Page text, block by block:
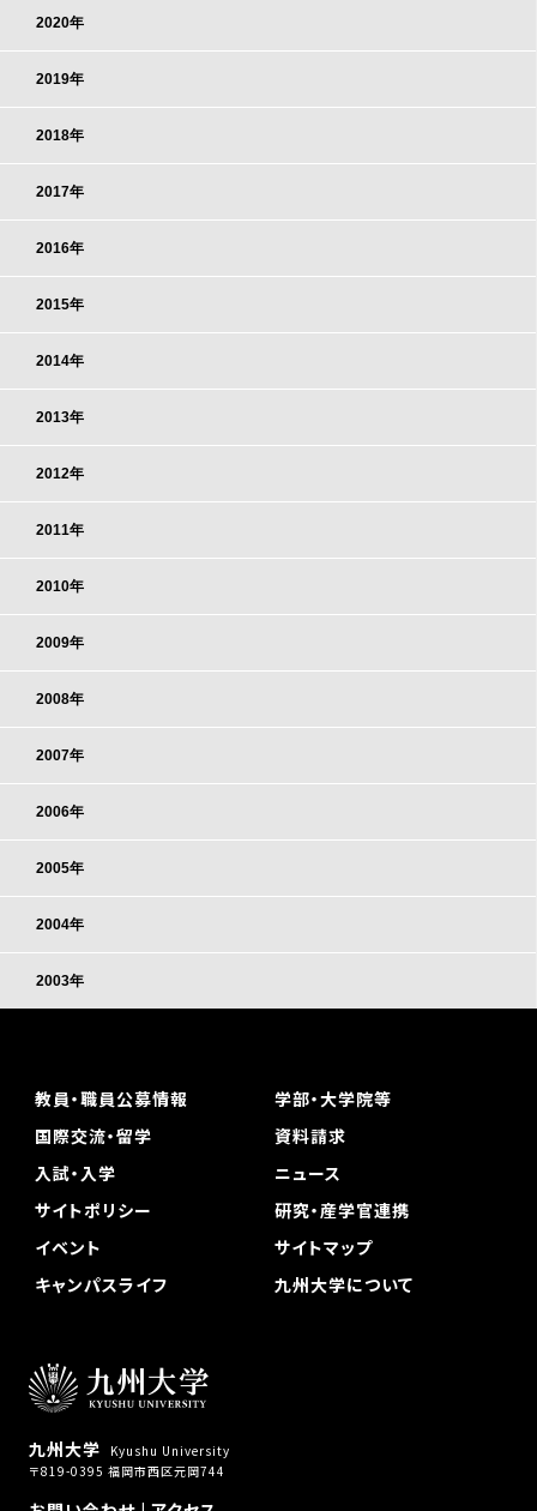
2020年
2019年
2018年
2017年
2016年
2015年
2014年
2013年
2012年
2011年
2010年
2009年
2008年
2007年
2006年
2005年
2004年
2003年
九州大学
Kyushu University
〒819-0395 福岡市西区元岡744
教員・職員公募情報
学部・大学院等
国際交流・留学
資料請求
入試・入学
ニュース
サイトポリシー
研究・産学官連携
イベント
サイトマップ
キャンパスライフ
九州大学について